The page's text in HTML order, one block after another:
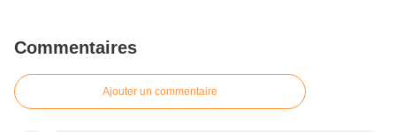
Commentaires
Ajouter un commentaire